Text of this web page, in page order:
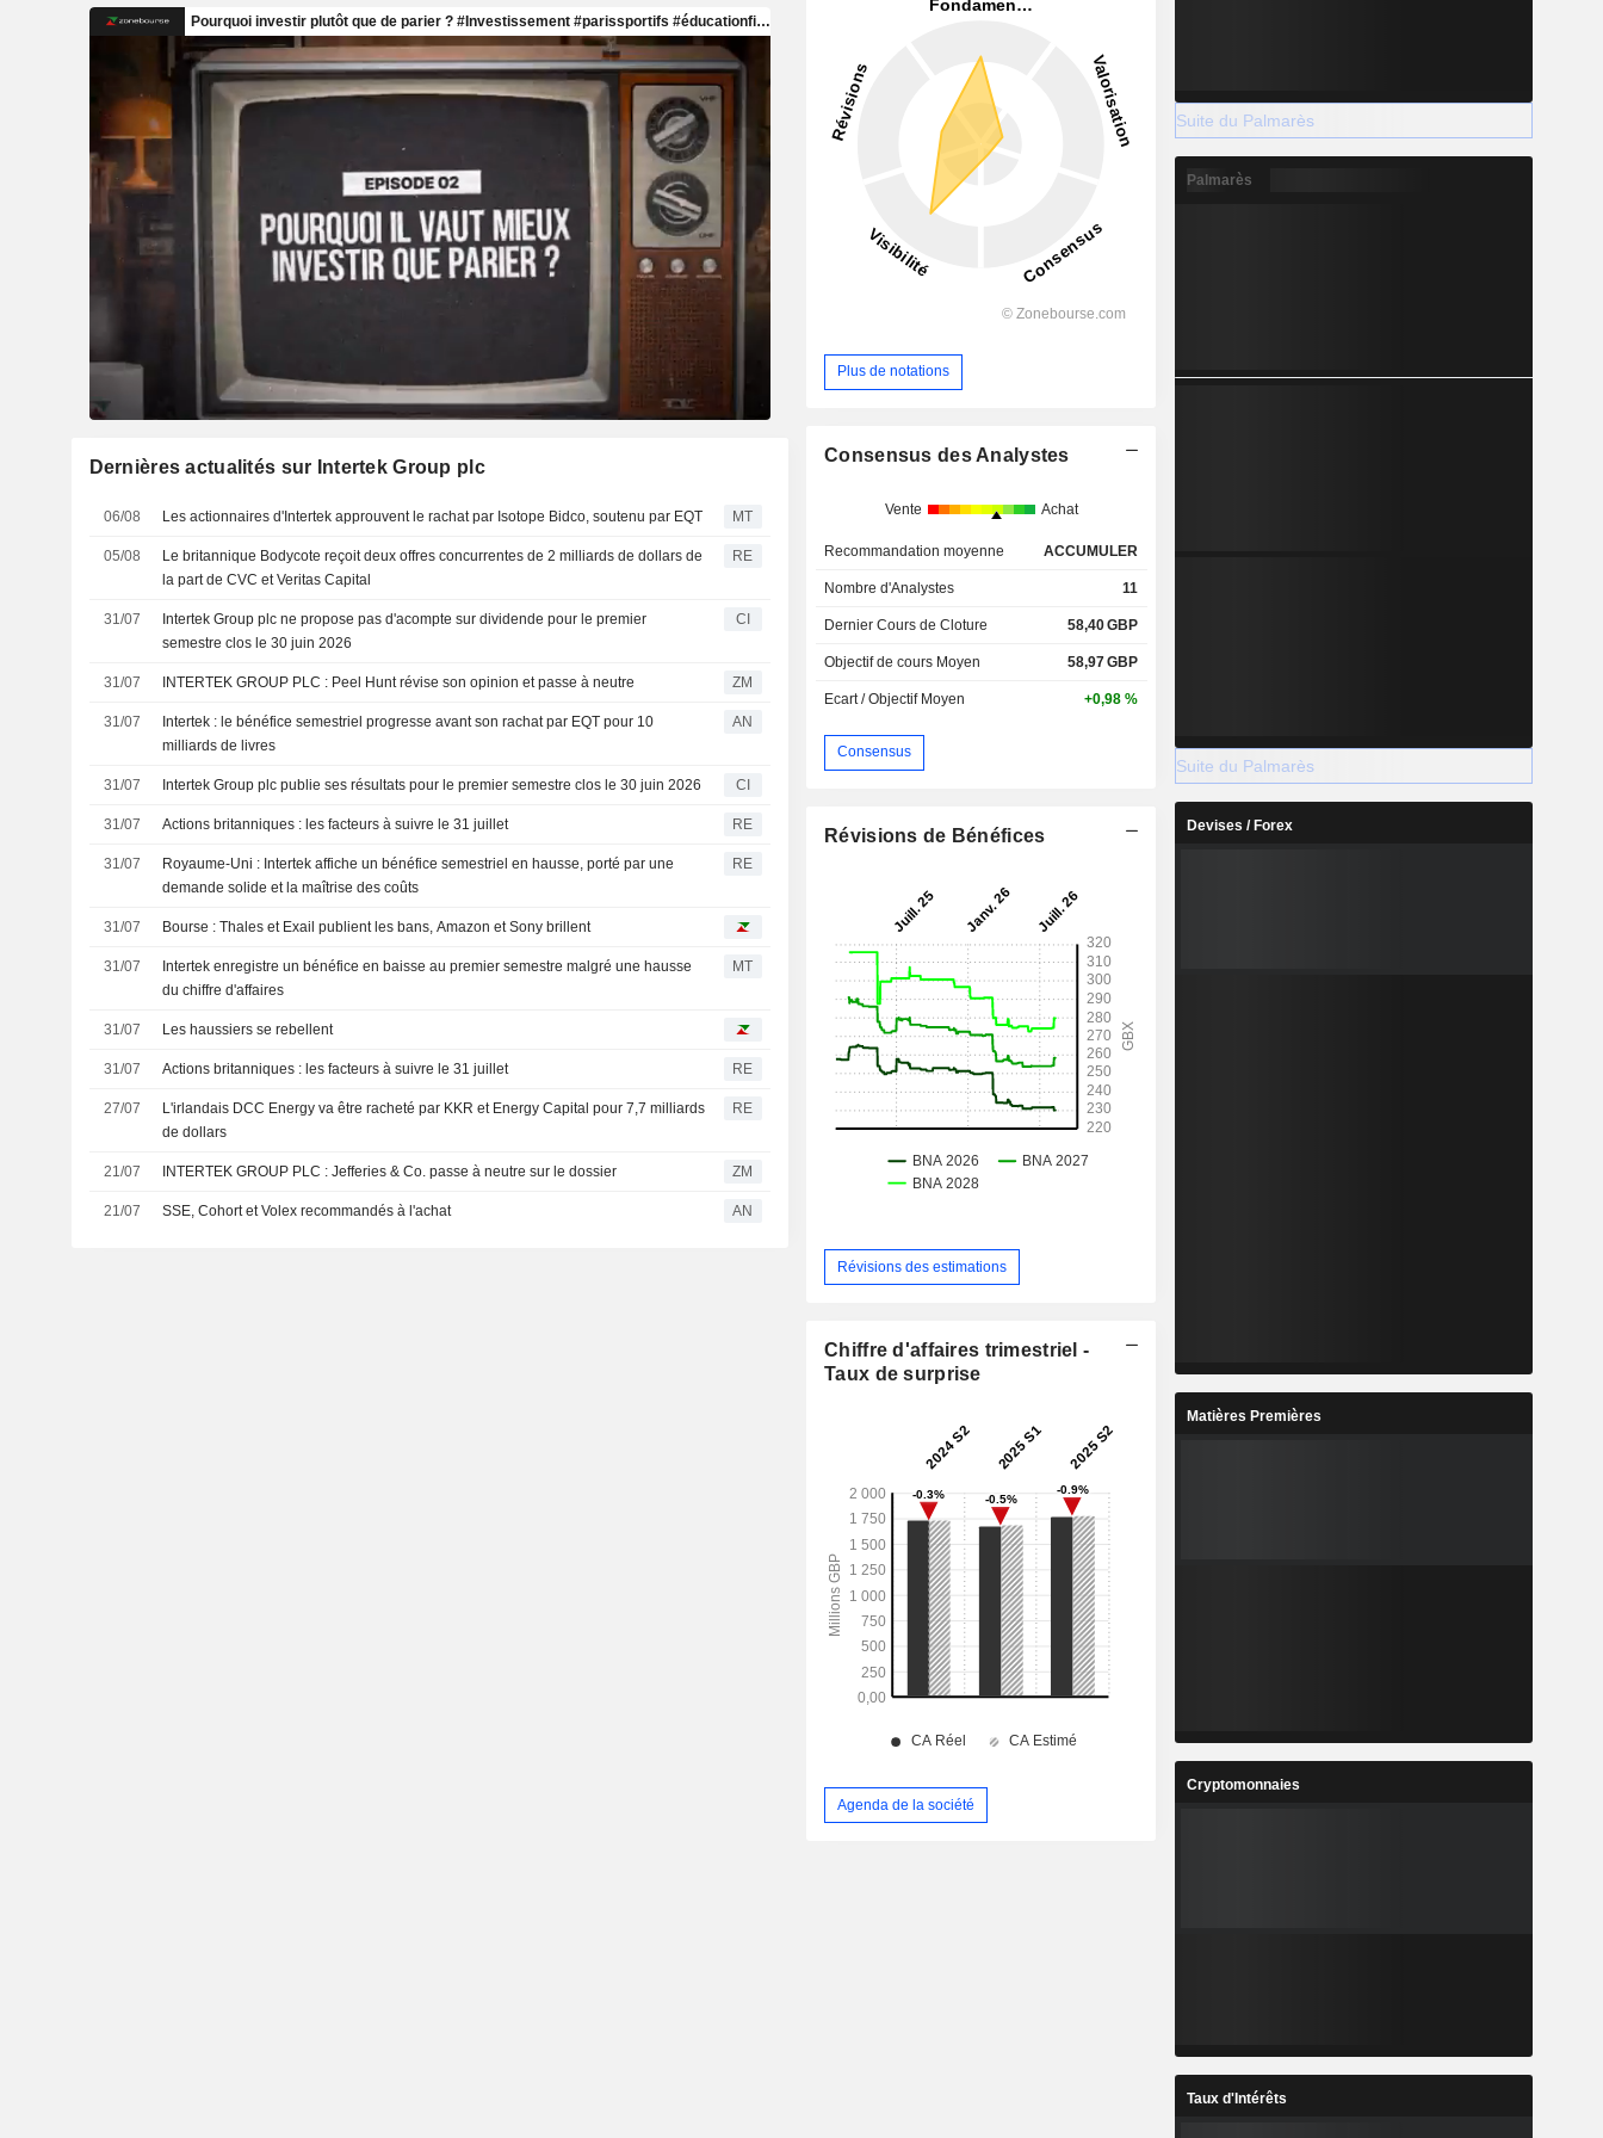
Dernières actualités sur Intertek Group plc
06/08 Les actionnaires d'Intertek approuvent le rachat par Isotope Bidco, soutenu par EQT MT
05/08
Le britannique Bodycote reçoit deux offres concurrentes de 2 milliards de dollars de
la part de CVC et Veritas Capital
RE
31/07
Intertek Group plc ne propose pas d'acompte sur dividende pour le premier
semestre clos le 30 juin 2026
CI
31/07 INTERTEK GROUP PLC : Peel Hunt révise son opinion et passe à neutre ZM
31/07
Intertek : le bénéfice semestriel progresse avant son rachat par EQT pour 10
milliards de livres
AN
31/07 Intertek Group plc publie ses résultats pour le premier semestre clos le 30 juin 2026 CI
31/07 Actions britanniques : les facteurs à suivre le 31 juillet RE
31/07
Royaume-Uni : Intertek affiche un bénéfice semestriel en hausse, porté par une
demande solide et la maîtrise des coûts
RE
31/07 Bourse : Thales et Exail publient les bans, Amazon et Sony brillent
31/07
Intertek enregistre un bénéfice en baisse au premier semestre malgré une hausse
du chiffre d'affaires
MT
31/07 Les haussiers se rebellent
31/07 Actions britanniques : les facteurs à suivre le 31 juillet RE
27/07
L'irlandais DCC Energy va être racheté par KKR et Energy Capital pour 7,7 milliards
de dollars
RE
21/07 INTERTEK GROUP PLC : Jefferies & Co. passe à neutre sur le dossier ZM
21/07 SSE, Cohort et Volex recommandés à l'achat AN
Plus de notations
Consensus des Analystes
Vente Achat
Recommandation moyenne ACCUMULER
Nombre d'Analystes 11
Dernier Cours de Cloture 58,40GBP
Objectif de cours Moyen 58,97GBP
Ecart / Objectif Moyen +0,98 %
Consensus
Révisions de Bénéfices
Révisions des estimations
Chiffre d'affaires trimestriel -
Taux de surprise
Agenda de la société
Suite du Palmarès
Palmarès
Suite du Palmarès
Devises / Forex
Matières Premières
Cryptomonnaies
Taux d'Intérêts